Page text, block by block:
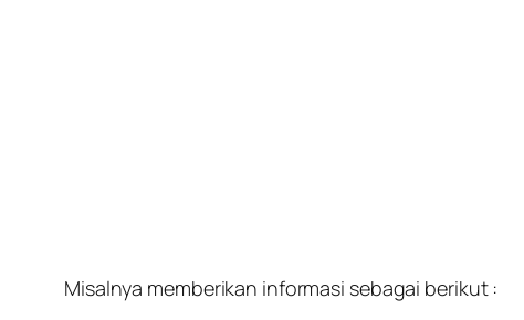
Misalnya memberikan informasi sebagai berikut :